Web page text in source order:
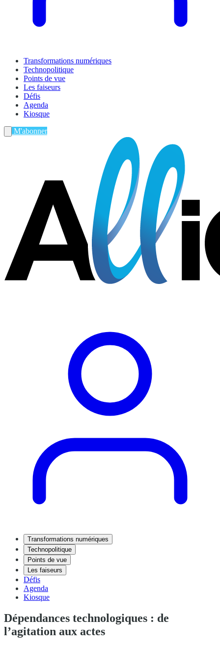
Transformations numériques
Technopolitique
Points de vue
Les faiseurs
Défis
Agenda
Kiosque
M'abonner
Transformations numériques
Technopolitique
Points de vue
Les faiseurs
Défis
Agenda
Kiosque
Dépendances technologiques : de
l’agitation aux actes